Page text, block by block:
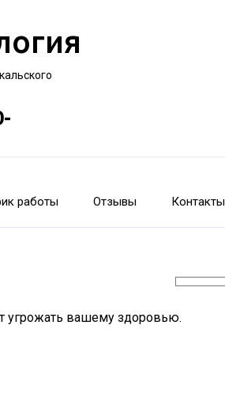
работы Отзывы Контакты
угрожать вашему здоровью.